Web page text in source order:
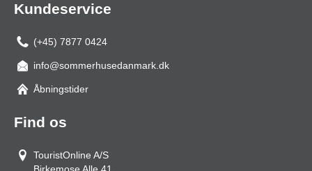
Kundeservice
(+45) 7877 0424
info@sommerhusedanmark.dk
Åbningstider
Find os
TouristOnline A/S